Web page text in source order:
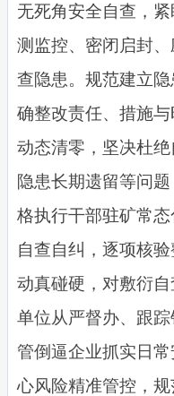
无死角安全自查，
测监控、密闭启封
查隐患。规范建立
确整改责任、措施与
动态清零，坚决杜绝
隐患长期遗留等问
格执行干部驻矿常
自查自纠，逐项核验
动真碰硬，对敷衍
单位从严督办、跟
管倒逼企业抓实日
心风险精准管控，